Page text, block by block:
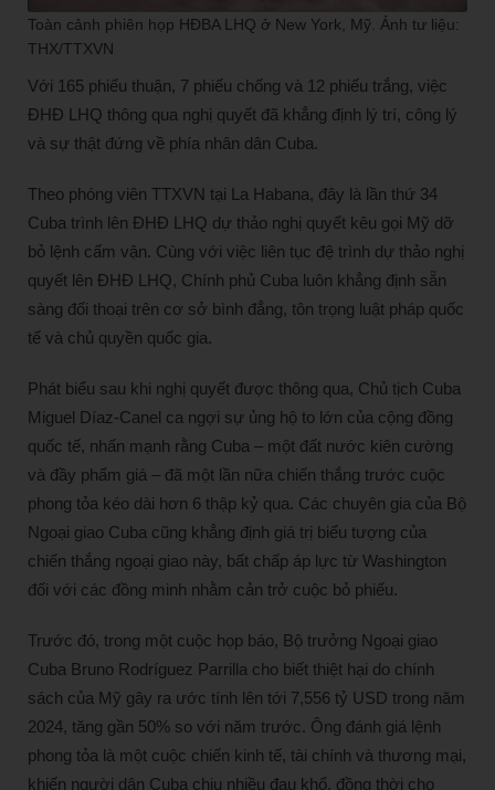
Toàn cảnh phiên họp HĐBA LHQ ở New York, Mỹ. Ảnh tư liệu:
THX/TTXVN
Với 165 phiếu thuận, 7 phiếu chống và 12 phiếu trắng, việc
ĐHĐ LHQ thông qua nghị quyết đã khẳng định lý trí, công lý
và sự thật đứng về phía nhân dân Cuba.
Theo phóng viên TTXVN tại La Habana, đây là lần thứ 34
Cuba trình lên ĐHĐ LHQ dự thảo nghị quyết kêu gọi Mỹ dỡ
bỏ lệnh cấm vận. Cùng với việc liên tục đệ trình dự thảo nghị
quyết lên ĐHĐ LHQ, Chính phủ Cuba luôn khẳng định sẵn
sàng đối thoại trên cơ sở bình đẳng, tôn trọng luật pháp quốc
tế và chủ quyền quốc gia.
Phát biểu sau khi nghị quyết được thông qua, Chủ tịch Cuba
Miguel Díaz-Canel ca ngợi sự ủng hộ to lớn của cộng đồng
quốc tế, nhấn mạnh rằng Cuba – một đất nước kiên cường
và đầy phẩm giá – đã một lần nữa chiến thắng trước cuộc
phong tỏa kéo dài hơn 6 thập kỷ qua. Các chuyên gia của Bộ
Ngoại giao Cuba cũng khẳng định giá trị biểu tượng của
chiến thắng ngoại giao này, bất chấp áp lực từ Washington
đối với các đồng minh nhằm cản trở cuộc bỏ phiếu.
Trước đó, trong một cuộc họp báo, Bộ trưởng Ngoại giao
Cuba Bruno Rodríguez Parrilla cho biết thiệt hại do chính
sách của Mỹ gây ra ước tính lên tới 7,556 tỷ USD trong năm
2024, tăng gần 50% so với năm trước. Ông đánh giá lệnh
phong tỏa là một cuộc chiến kinh tế, tài chính và thương mại,
khiến người dân Cuba chịu nhiều đau khổ, đồng thời cho